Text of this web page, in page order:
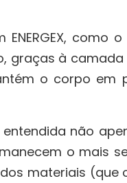
como
graças à camada
o corpo
não
o mais
materiais